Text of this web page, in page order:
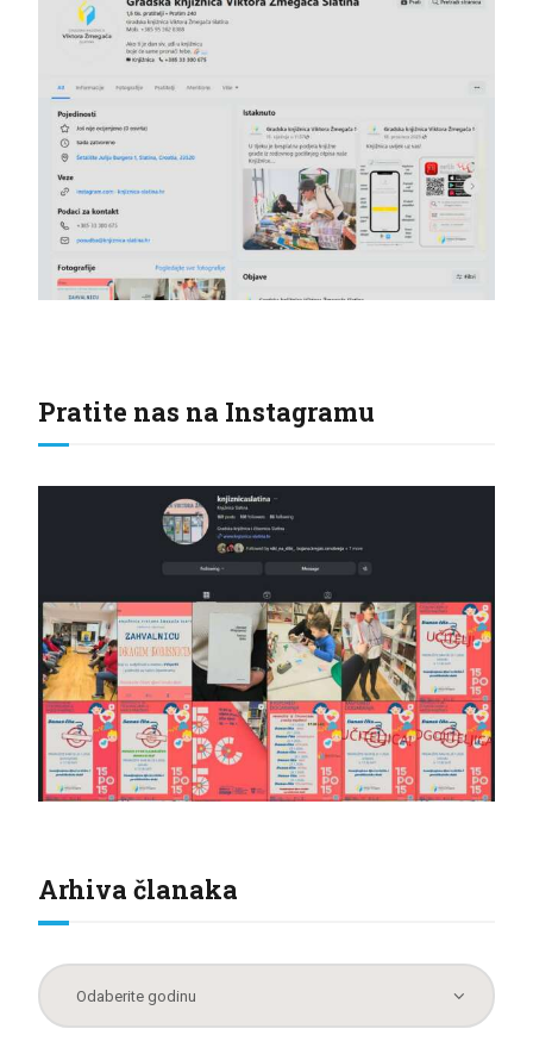
Pratite nas na Instagramu
Arhiva članaka